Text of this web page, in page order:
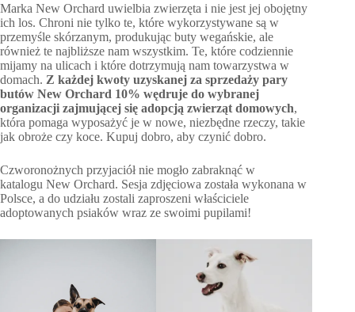
Marka New Orchard uwielbia zwierzęta i nie jest jej obojętny
ich los. Chroni nie tylko te, które wykorzystywane są w
przemyśle skórzanym, produkując buty wegańskie, ale
również te najbliższe nam wszystkim. Te, które codziennie
mijamy na ulicach i które dotrzymują nam towarzystwa w
domach. Z każdej kwoty uzyskanej za sprzedaży pary
butów New Orchard 10% wędruje do wybranej
organizacji zajmującej się adopcją zwierząt domowych,
która pomaga wyposażyć je w nowe, niezbędne rzeczy, takie
jak obroże czy koce. Kupuj dobro, aby czynić dobro.
Czworonożnych przyjaciół nie mogło zabraknąć w
katalogu New Orchard. Sesja zdjęciowa została wykonana w
Polsce, a do udziału zostali zaproszeni właściciele
adoptowanych psiaków wraz ze swoimi pupilami!